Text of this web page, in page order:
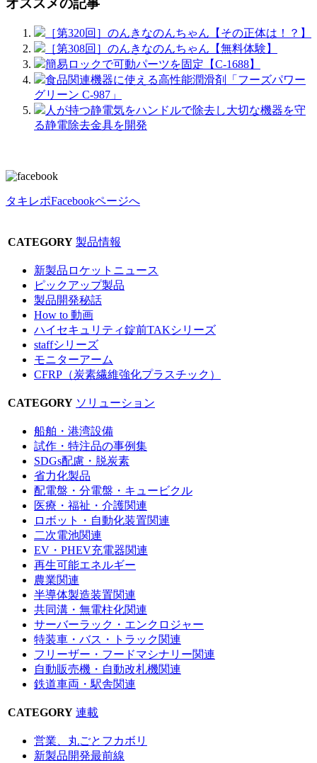
オススメの記事
［第320回］のんきなのんちゃん【その正体は！？】
［第308回］のんきなのんちゃん【無料体験】
簡易ロックで可動パーツを固定【C-1688】
食品関連機器に使える高性能潤滑剤「フーズパワー
グリーン C-987」
人が持つ静電気をハンドルで除去し大切な機器を守
る静電除去金具を開発
タキレポFacebookページへ
CATEGORY 製品情報
新製品ロケットニュース
ピックアップ製品
製品開発秘話
How to 動画
ハイセキュリティ錠前TAKシリーズ
staffシリーズ
モニターアーム
CFRP（炭素繊維強化プラスチック）
CATEGORY ソリューション
船舶・港湾設備
試作・特注品の事例集
SDGs配慮・脱炭素
省力化製品
配電盤・分電盤・キュービクル
医療・福祉・介護関連
ロボット・自動化装置関連
二次電池関連
EV・PHEV充電器関連
再生可能エネルギー
農業関連
半導体製造装置関連
共同溝・無電柱化関連
サーバーラック・エンクロジャー
特装車・バス・トラック関連
フリーザー・フードマシナリー関連
自動販売機・自動改札機関連
鉄道車両・駅舎関連
CATEGORY 連載
営業、丸ごとフカボリ
新製品開発最前線